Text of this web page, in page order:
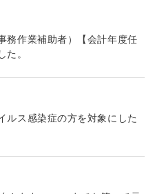
務作業補助者）【会計年度任
。
ルス感染症の方を対象にした